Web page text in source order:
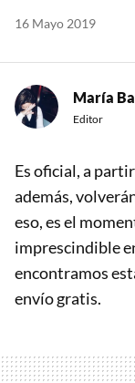
16 Mayo 2019
María
Editor
Es oficial, a
además,
eso, es el
imprescindible
encontramos
envío gratis.